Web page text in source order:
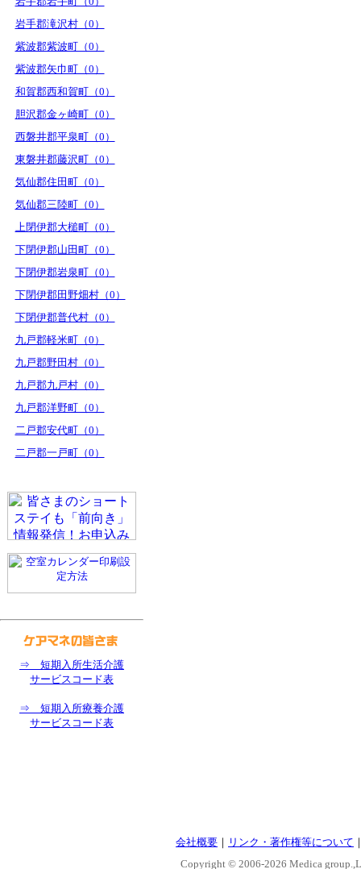
岩手郡滝沢村（0）
紫波郡紫波町（0）
紫波郡矢巾町（0）
和賀郡西和賀町（0）
胆沢郡金ヶ崎町（0）
西磐井郡平泉町（0）
東磐井郡藤沢町（0）
気仙郡住田町（0）
気仙郡三陸町（0）
上閉伊郡大槌町（0）
下閉伊郡山田町（0）
下閉伊郡岩泉町（0）
下閉伊郡田野畑村（0）
下閉伊郡普代村（0）
九戸郡軽米町（0）
九戸郡野田村（0）
九戸郡九戸村（0）
九戸郡洋野町（0）
二戸郡安代町（0）
二戸郡一戸町（0）
⇒ 短期入所生活介護
サービスコード表
⇒ 短期入所療養介護
サービスコード表
会社概要 ｜ リンク・著作権等について
Copyright © 2006-2026 Medica